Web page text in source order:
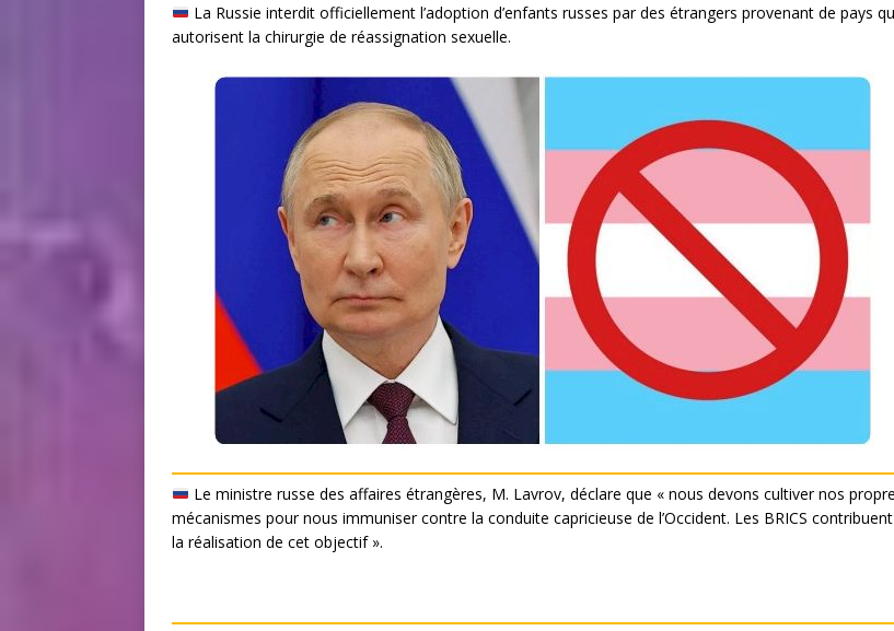
La Russie interdit officiellement l’adoption d’enfants russes par des étrangers provenant de pays
autorisent la chirurgie de réassignation sexuelle.
Le ministre russe des affaires étrangères, M. Lavrov, déclare que « nous devons cultiver nos
mécanismes pour nous immuniser contre la conduite capricieuse de l’Occident. Les BRICS
la réalisation de cet objectif ».